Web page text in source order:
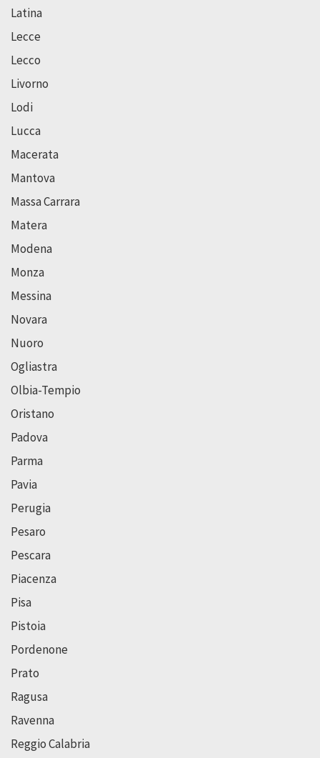
Latina
Lecce
Lecco
Livorno
Lodi
Lucca
Macerata
Mantova
Massa Carrara
Matera
Modena
Monza
Messina
Novara
Nuoro
Ogliastra
Olbia-Tempio
Oristano
Padova
Parma
Pavia
Perugia
Pesaro
Pescara
Piacenza
Pisa
Pistoia
Pordenone
Prato
Ragusa
Ravenna
Reggio Calabria